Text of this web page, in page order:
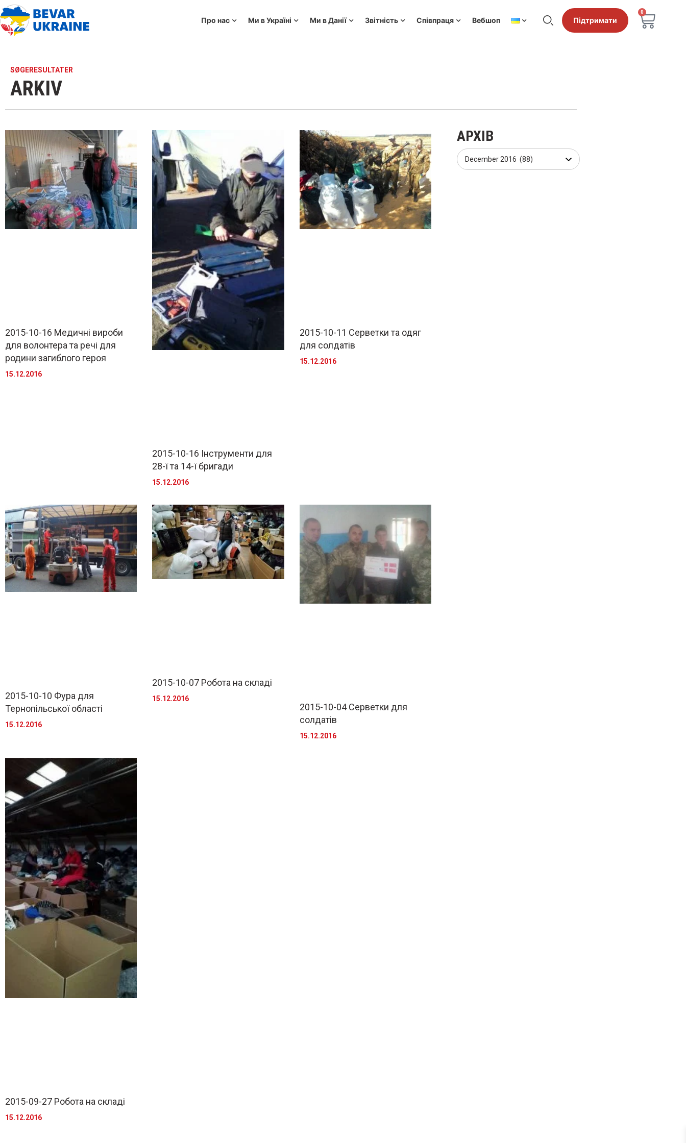
Про нас Ми в Україні Ми в Данії Звітність Співпраця Вебшоп Підтримати
0
SØGERESULTATER
ARKIV
2015-10-16 Медичні вироби
для волонтера та речі для
родини загиблого героя
15.12.2016
2015-10-16 Інструменти для
28-ї та 14-ї бригади
15.12.2016
2015-10-11 Серветки та одяг
для солдатів
15.12.2016
2015-10-10 Фура для
Тернопільської області
15.12.2016
2015-10-07 Робота на складі
15.12.2016
2015-10-04 Серветки для
солдатів
15.12.2016
2015-09-27 Робота на складі
15.12.2016
АРХІВ